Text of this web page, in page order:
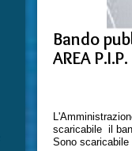
Bando
AREA P.I.P.
scaricabile il
Sono